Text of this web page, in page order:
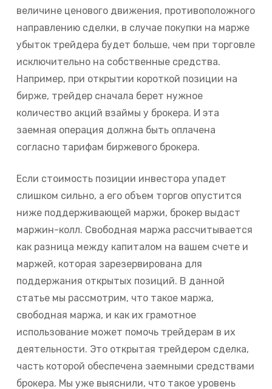
величине ценового движения, противоположного
направлению сделки, в случае покупки на марже
убыток трейдера будет больше, чем при торговле
исключительно на собственные средства.
Например, при открытии короткой позиции на
бирже, трейдер сначала берет нужное
количество акций взаймы у брокера. И эта
заемная операция должна быть оплачена
согласно тарифам биржевого брокера.
Если стоимость позиции инвестора упадет
слишком сильно, а его объем торгов опустится
ниже поддерживающей маржи, брокер выдаст
маржин-колл. Свободная маржа рассчитывается
как разница между капиталом на вашем счете и
маржей, которая зарезервирована для
поддержания открытых позиций. В данной
статье мы рассмотрим, что такое маржа,
свободная маржа, и как их грамотное
использование может помочь трейдерам в их
деятельности. Это открытая трейдером сделка,
часть которой обеспечена заемными средствами
брокера. Мы уже выяснили, что такое уровень